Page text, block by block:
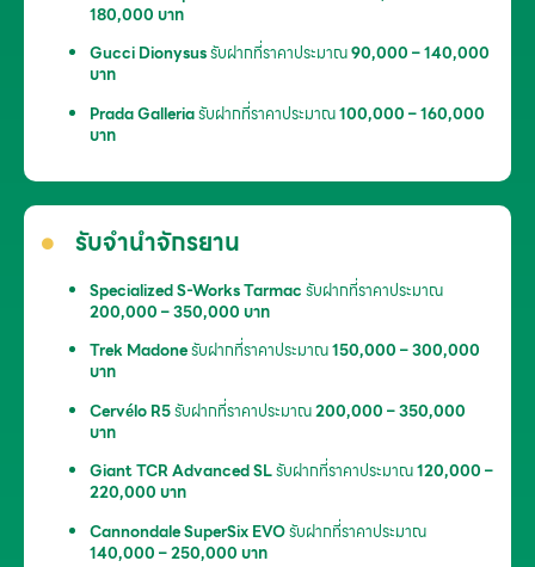
180,000 บาท
Gucci Dionysusรับฝากที่ราคาประมาณ90,000 – 140,000
บาท
Prada Galleriaรับฝากที่ราคาประมาณ100,000 – 160,000
บาท
รับจำนำจักรยาน
Specialized S-Works Tarmacรับฝากที่ราคาประมาณ
200,000 – 350,000 บาท
Trek Madoneรับฝากที่ราคาประมาณ150,000 – 300,000
บาท
Cervélo R5รับฝากที่ราคาประมาณ200,000 – 350,000
บาท
Giant TCR Advanced SLรับฝากที่ราคาประมาณ120,000 –
220,000 บาท
Cannondale SuperSix EVOรับฝากที่ราคาประมาณ
140,000 – 250,000 บาท